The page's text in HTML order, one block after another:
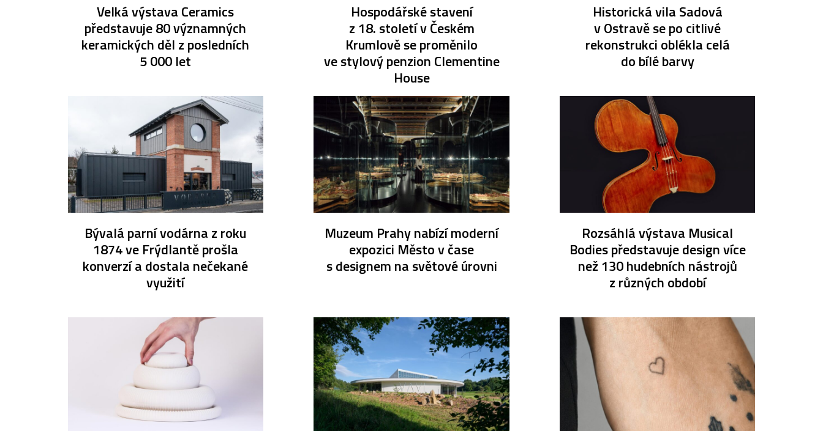
Velká výstava Ceramics
představuje 80 významných
keramických děl z posledních
5 000 let
Hospodářské stavení
z 18. století v Českém
Krumlově se proměnilo
ve stylový penzion Clementine
House
Historická vila Sadová
v Ostravě se po citlivé
rekonstrukci oblékla celá
do bílé barvy
Bývalá parní vodárna z roku
1874 ve Frýdlantě prošla
konverzí a dostala nečekané
využití
Muzeum Prahy nabízí moderní
expozici Město v čase
s designem na světové úrovni
Rozsáhlá výstava Musical
Bodies představuje design více
než 130 hudebních nástrojů
z různých období